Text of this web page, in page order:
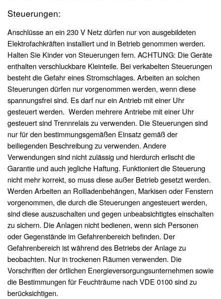
Steuerungen:
Anschlüsse an ein 230 V Netz dürfen nur von ausgebildeten
Elektrofachkräften installiert und in Betrieb genommen werden.
Halten Sie Kinder von Steuerungen fern. ACHTUNG: Die Geräte
enthalten verschluckbare Kleinteile. Bei verkabelten Steuerungen
besteht die Gefahr eines Stromschlages. Arbeiten an solchen
Steuerungen dürfen nur vorgenommen werden, wenn diese
spannungsfrei sind. Es darf nur ein Antrieb mit einer Uhr
gesteuert werden. Werden mehrere Antriebe mit einer Uhr
gesteuert sind Trennrelais zu verwenden. Die Steuerungen sind
nur für den bestimmungsgemäßen Einsatz gemäß der
beiliegenden Beschreibung zu verwenden. Andere
Verwendungen sind nicht zulässig und hierdurch erlischt die
Garantie und auch jegliche Haftung. Funktioniert die Steuerung
nicht mehr korrekt, so muss diese außer Betrieb gesetzt werden.
Werden Arbeiten an Rollladenbehängen, Markisen oder Fenstern
vorgenommen, die durch die Steuerungen angesteuert werden,
sind diese auszuschalten und gegen unbeabsichtigtes einschalten
zu sichern. Die Anlagen nicht bedienen, wenn sich Personen
oder Gegenstände im Gefahrenbereich befinden. Der
Gefahrenbereich ist während des Betriebs der Anlage zu
beobachten. Nur in trockenen Räumen verwenden. Die
Vorschriften der örtlichen Energieversorgungsunternehmen sowie
die Bestimmungen für Feuchträume nach VDE 0100 sind zu
berücksichtigen.